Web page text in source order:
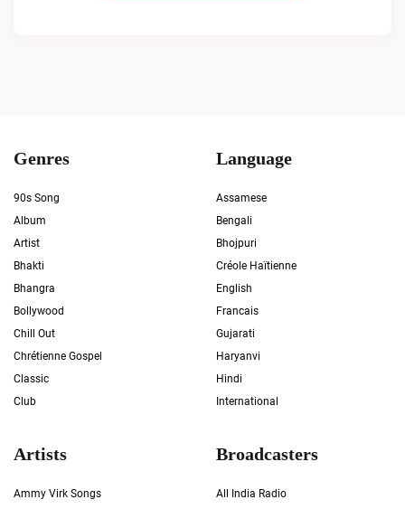
Genres
90s Song
Album
Artist
Bhakti
Bhangra
Bollywood
Chill Out
Chrétienne Gospel
Classic
Club
Language
Assamese
Bengali
Bhojpuri
Créole Haïtienne
English
Francais
Gujarati
Haryanvi
Hindi
International
Artists
Ammy Virk Songs
Broadcasters
All India Radio